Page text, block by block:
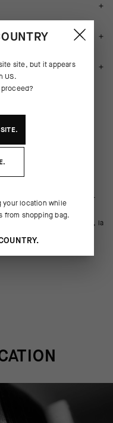
C2, la plateforme
de la chaussette de
avec une hauteur
aux odeurs sont
léger sur les métatarses, la
site, but it appears
US.
your location while
from shopping bag.